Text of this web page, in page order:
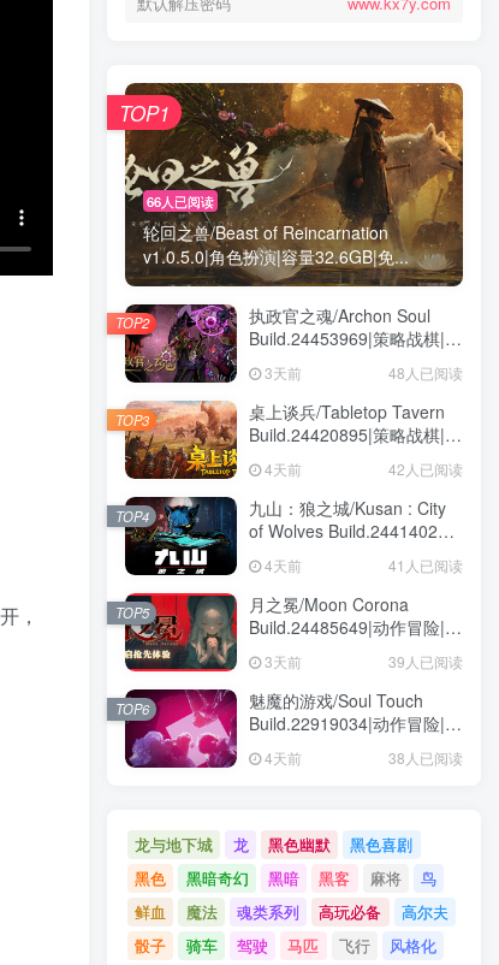
，
66人已阅读
轮回之兽/Beast of Reincarnation
v1.0.5.0|角色扮演|容量32.6GB|免...
TOP1
执政官之魂/Archon Soul
Build.24453969|策略战棋|容
3天前 48人已阅读
TOP2
桌上谈兵/Tabletop Tavern
Build.24420895|策略战棋|容
量5.9GB|免安装绿色中文版
4天前 42人已阅读
TOP3
九山：狼之城/Kusan : City
of Wolves Build.24414028|
动作冒险|容量1.6GB|免安装
绿色中文版
4天前 41人已阅读
TOP4
月之冕/Moon Corona
Build.24485649|动作冒险|容
量12.1GB|免安装绿色中文版
3天前 39人已阅读
TOP5
魅魔的游戏/Soul Touch
Build.22919034|动作冒险|容
量57.5GB|免安装绿色中文版
4天前 38人已阅读
TOP6
龙与地下城 龙 黑色幽默
黑色喜剧
黑色
黑暗奇幻 黑暗 黑客 麻将
鸟
鲜血
魔法 魂类系列 高玩必备
高尔夫
骰子
骑车 驾驶 马匹 飞行
风格化